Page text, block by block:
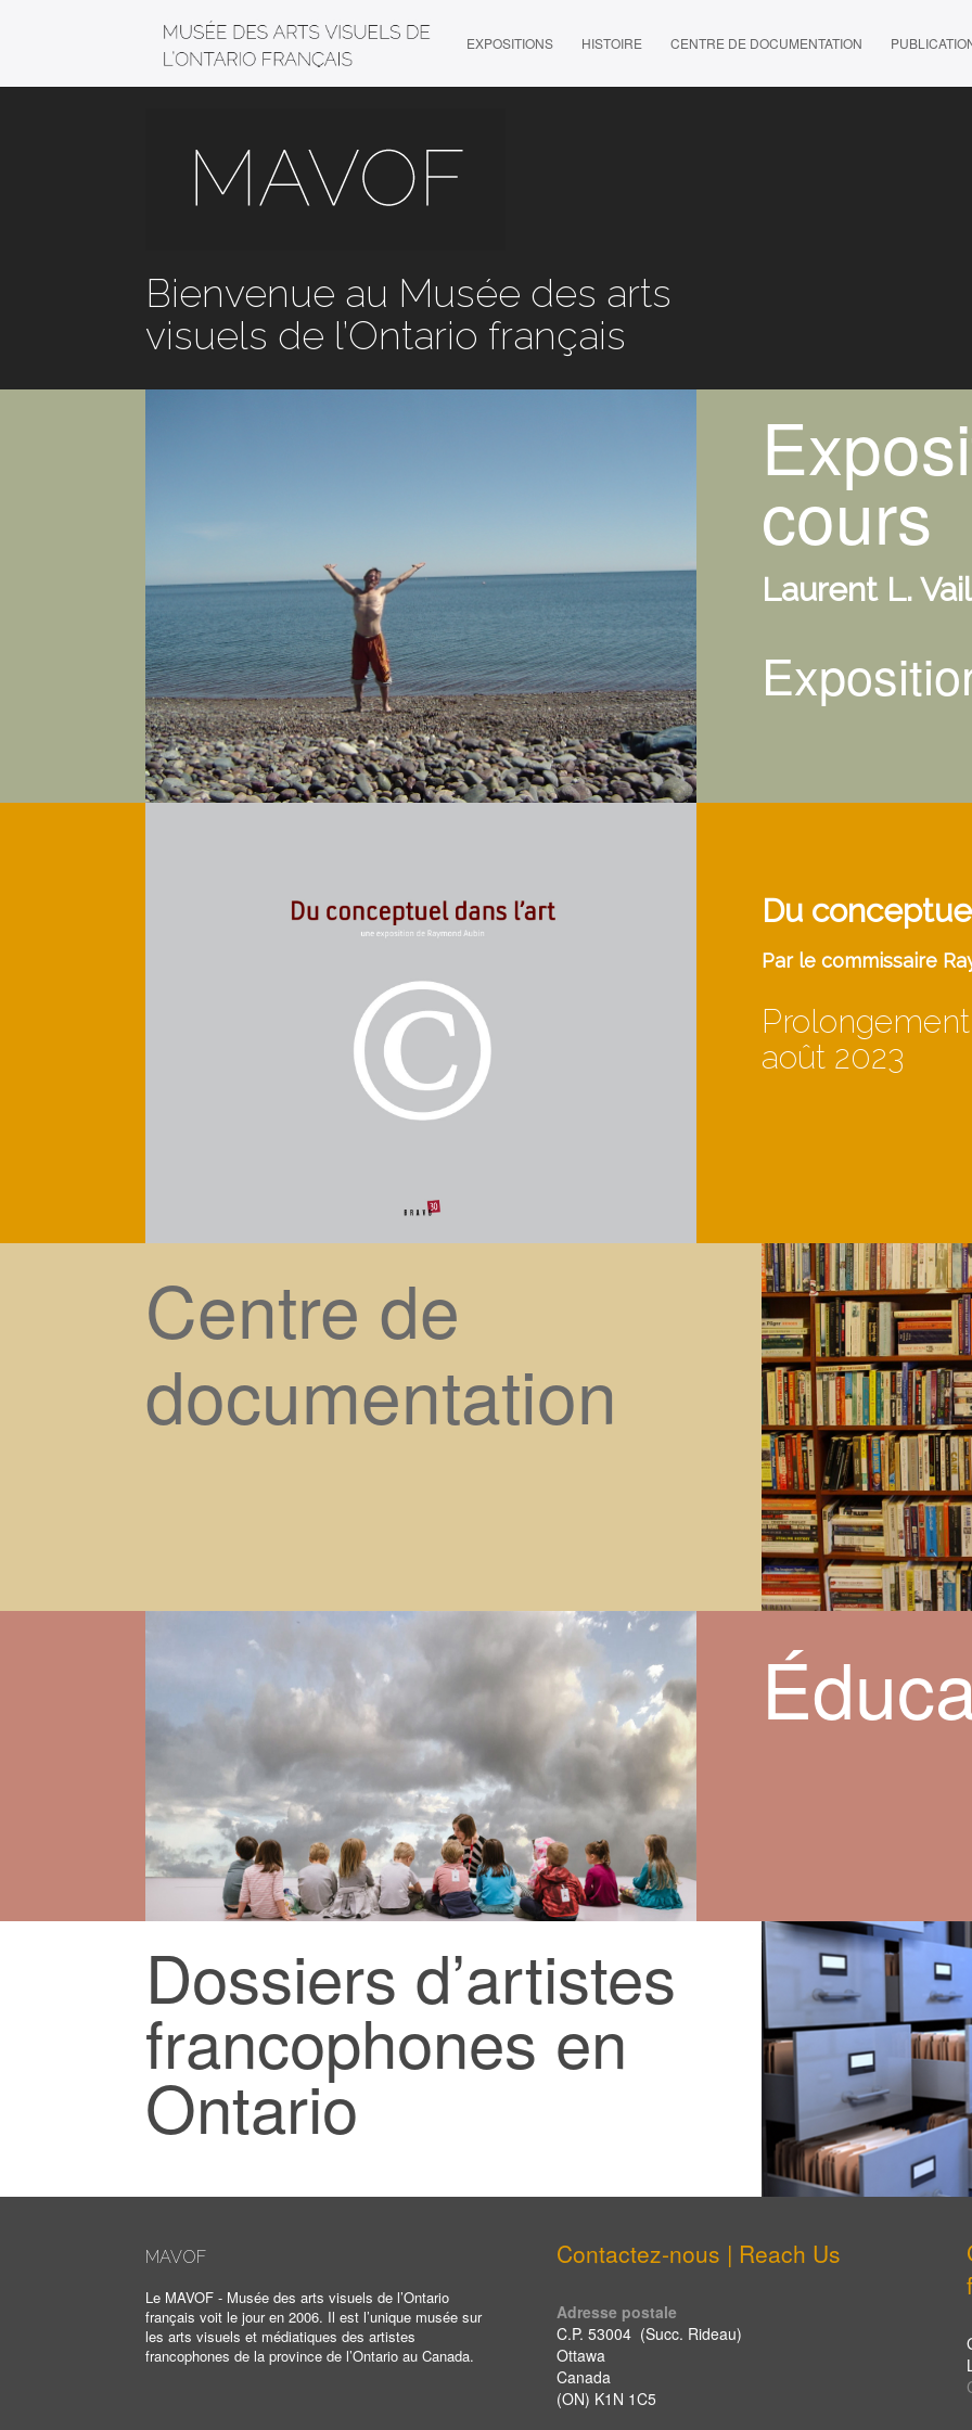
EXPOSITIONS HISTOIRE CENTRE DE DOCUMENTATION
Bienvenue au Musée des arts
visuels de l’Ontario français
cours
Laurent L.
Du
Par le commissaire
Prolongement
août 2023
Centre de
documentation
Dossiers d’artistes
francophones en
Ontario
MAVOF
Le MAVOF - Musée des arts visuels de l’Ontario
français voit le jour en 2006. Il est l’unique musée sur
les arts visuels et médiatiques des artistes
francophones de la province de l’Ontario au Canada.
Contactez-nous | Reach Us
Adresse postale
C.P. 53004 (Succ. Rideau)
Ottawa
Canada
(ON) K1N 1C5